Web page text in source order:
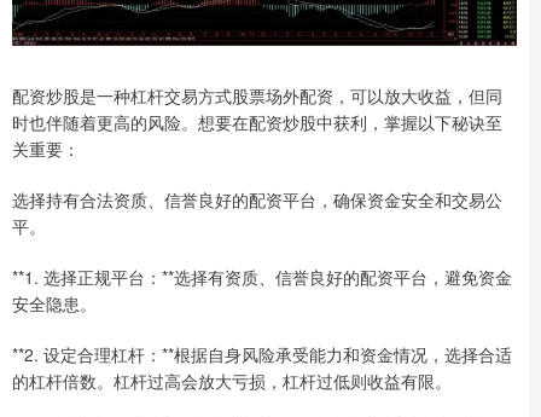
配资炒股是一种杠杆交易方式股票场外配资，可以放大收益，但同
时也伴随着更高的风险。想要在配资炒股中获利，掌握以下秘诀至
关重要：
选择持有合法资质、信誉良好的配资平台，确保资金安全和交易公
平。
**1. 选择正规平台：**选择有资质、信誉良好的配资平台，避免资金
安全隐患。
**2. 设定合理杠杆：**根据自身风险承受能力和资金情况，选择合适
的杠杆倍数。杠杆过高会放大亏损，杠杆过低则收益有限。